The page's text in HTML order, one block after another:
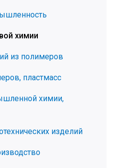
химии
из полимеров
пластмасс
химии,
изделий